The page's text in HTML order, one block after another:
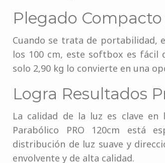
Plegado
Cuando se trata de portabilidad,
los 100 cm, este softbox es fácil
solo 2,90 kg lo convierte en una
Logra Resultados
La calidad de la luz es clave
Parabólico PRO 120cm está
distribución de luz suave y
envolvente y de alta calidad.